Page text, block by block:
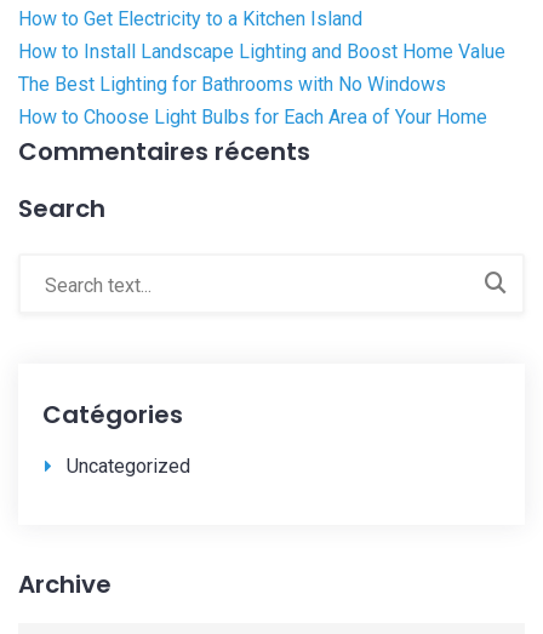
How to Get Electricity to a Kitchen Island
How to Install Landscape Lighting and Boost Home Value
The Best Lighting for Bathrooms with No Windows
How to Choose Light Bulbs for Each Area of Your Home
Commentaires récents
Search
Catégories
Uncategorized
Archive